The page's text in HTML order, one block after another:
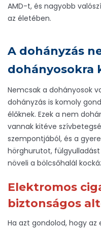
AMD-t, és nagyobb
az életében.
A dohányzás
dohányosokra
Nemcsak a dohányosok
dohányzás is komoly
élőknek. Ezek a nem
vannak kitéve
szempontjából, és a
hörghurutot,
növeli a bölcsőhalál
Elektromos
biztonságos
Ha azt gondolod, hogy